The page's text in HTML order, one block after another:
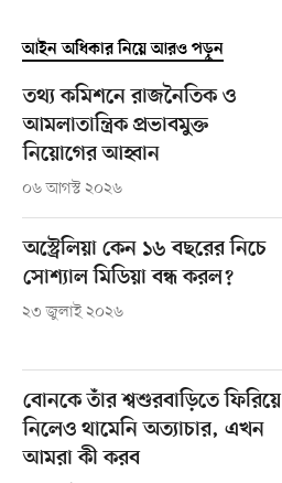
আইন অধিকার নিয়ে আরও পড়ুন
তথ্য কমিশনে রাজনৈতিক ও
আমলাতান্ত্রিক প্রভাবমুক্ত
নিয়োগের আহ্বান
০৬ আগস্ট ২০২৬
অস্ট্রেলিয়া কেন ১৬ বছরের নিচে
সোশ্যাল মিডিয়া বন্ধ করল?
২৩ জুলাই ২০২৬
বোনকে তাঁর শ্বশুরবাড়িতে ফিরিয়ে
নিলেও থামেনি অত্যাচার, এখন
আমরা কী করব